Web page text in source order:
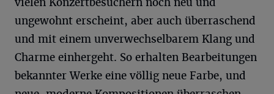
ungewohnt erscheint, aber auch überraschend
und mit einem unverwechselbarem Klang und
Charme einhergeht. So erhalten Bearbeitungen
bekannter Werke eine völlig neue Farbe, und